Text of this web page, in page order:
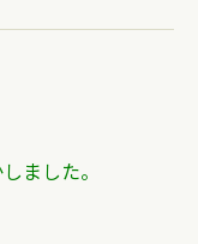
ました。